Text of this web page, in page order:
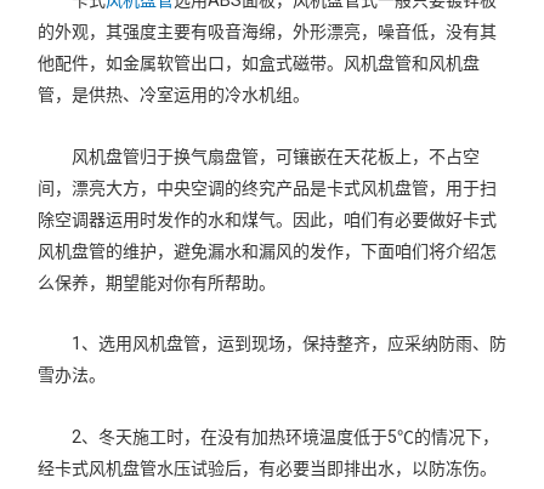
的外观，其强度主要有吸音海绵，外形漂亮，噪音低，没有其
他配件，如金属软管出口，如盒式磁带。风机盘管和风机盘
管，是供热、冷室运用的冷水机组。
风机盘管归于换气扇盘管，可镶嵌在天花板上，不占空
间，漂亮大方，中央空调的终究产品是卡式风机盘管，用于扫
除空调器运用时发作的水和煤气。因此，咱们有必要做好卡式
风机盘管的维护，避免漏水和漏风的发作，下面咱们将介绍怎
么保养，期望能对你有所帮助。
1、选用风机盘管，运到现场，保持整齐，应采纳防雨、防
雪办法。
2、冬天施工时，在没有加热环境温度低于5℃的情况下，
经卡式风机盘管水压试验后，有必要当即排出水，以防冻伤。